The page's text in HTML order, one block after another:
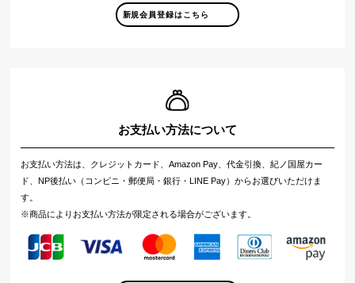
新規会員登録はこちら
お支払い方法について
お支払い方法は、クレジットカード、Amazon Pay、代金引換、紀ノ国屋カー
ド、NP後払い（コンビニ・郵便局・銀行・LINE Pay）からお選びいただけま
す。
※商品によりお支払い方法が限定される場合がございます。